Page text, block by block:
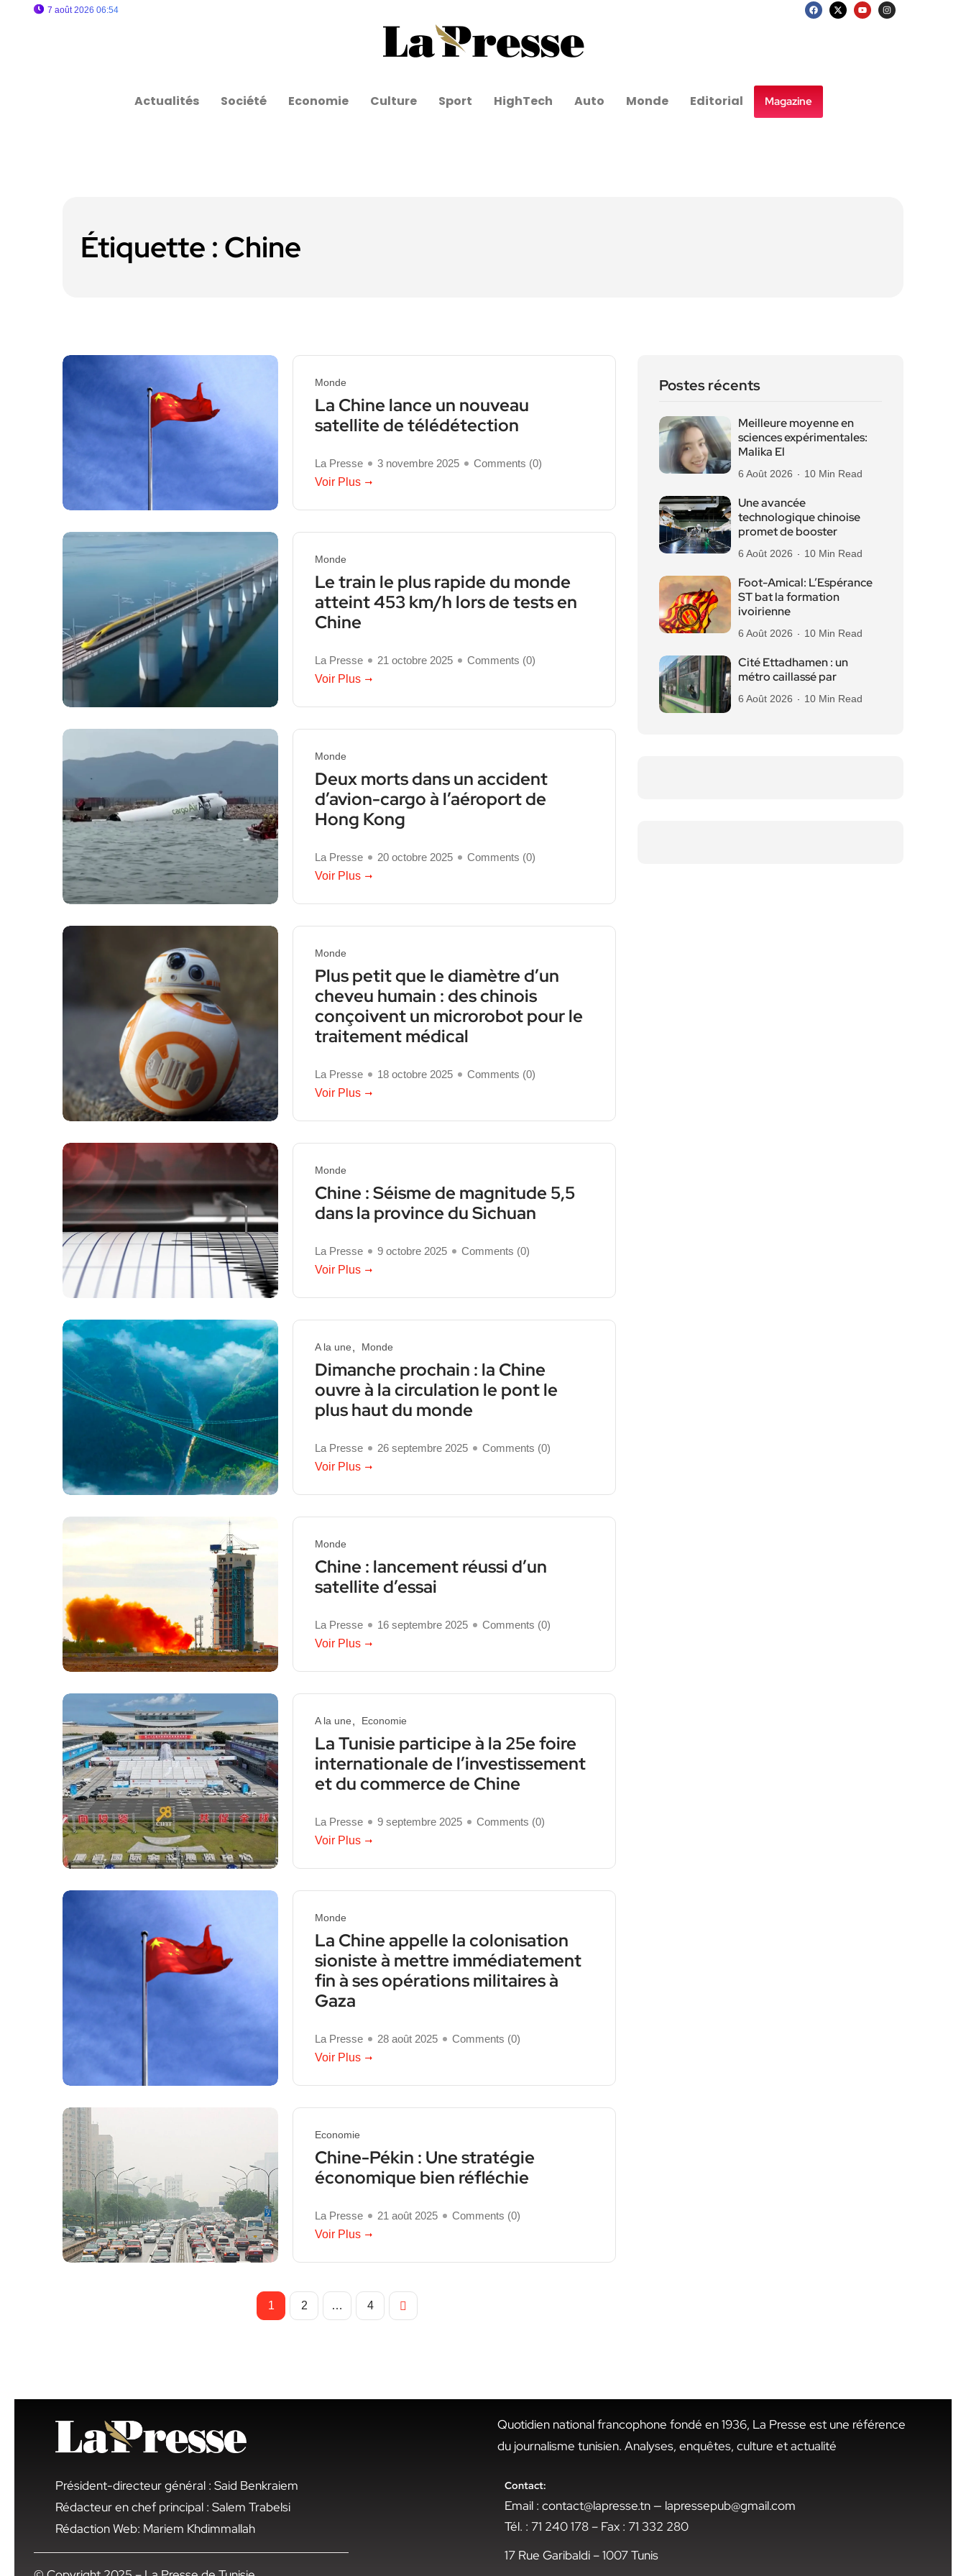
7 août 2026 06:54
Actualités Société Economie Culture Sport HighTech Auto Monde Editorial Magazine
Étiquette : Chine
Monde
La Chine lance un nouveau
satellite de télédétection
La Presse 3 novembre 2025 Comments (0)
Voir Plus
Monde
Le train le plus rapide du monde
atteint 453 km/h lors de tests en
Chine
La Presse 21 octobre 2025 Comments (0)
Voir Plus
Monde
Deux morts dans un accident
d’avion-cargo à l’aéroport de
Hong Kong
La Presse 20 octobre 2025 Comments (0)
Voir Plus
Monde
Plus petit que le diamètre d’un
cheveu humain : des chinois
conçoivent un microrobot pour le
traitement médical
La Presse 18 octobre 2025 Comments (0)
Voir Plus
Monde
Chine : Séisme de magnitude 5,5
dans la province du Sichuan
La Presse 9 octobre 2025 Comments (0)
Voir Plus
A la une Monde
Dimanche prochain : la Chine
ouvre à la circulation le pont le
plus haut du monde
La Presse 26 septembre 2025 Comments (0)
Voir Plus
Monde
Chine : lancement réussi d’un
satellite d’essai
La Presse 16 septembre 2025 Comments (0)
Voir Plus
A la une Economie
La Tunisie participe à la 25e foire
internationale de l’investissement
et du commerce de Chine
La Presse 9 septembre 2025 Comments (0)
Voir Plus
Monde
La Chine appelle la colonisation
sioniste à mettre immédiatement
fin à ses opérations militaires à
Gaza
La Presse 28 août 2025 Comments (0)
Voir Plus
Economie
Chine-Pékin : Une stratégie
économique bien réfléchie
La Presse 21 août 2025 Comments (0)
Voir Plus
1 2 … 4
Postes récents
Meilleure moyenne en
sciences expérimentales:
Malika El
6 Août 2026 10 Min Read
Une avancée
technologique chinoise
promet de booster
6 Août 2026 10 Min Read
Foot-Amical: L’Espérance
ST bat la formation
ivoirienne
6 Août 2026 10 Min Read
Cité Ettadhamen : un
métro caillassé par
6 Août 2026 10 Min Read
Président-directeur général : Said Benkraiem
Rédacteur en chef principal : Salem Trabelsi
Rédaction Web: Mariem Khdimmallah
Quotidien national francophone fondé en 1936, La Presse est une référence
du journalisme tunisien. Analyses, enquêtes, culture et actualité
Contact:
Email : contact@lapresse.tn — lapressepub@gmail.com
Tél. : 71 240 178 – Fax : 71 332 280
17 Rue Garibaldi – 1007 Tunis